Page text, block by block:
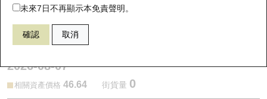
未來7日不再顯示本免責聲明。
確認 取消
26837 瑞銀認購 9868 小鵬汽車
2026-08-07
相關資產價格 46.64 街貨量 0
即將到期認股證
認股證到期結算價查詢
認股證分析儀
牛熊證街貨分佈圖
正股牛熊證列表
新發行瑞銀牛熊證
十天股證佔大市成交
資金流
街貨統計
恒指成份股
國指成份股
科指成份股
講座及教育短片
認股證投資者教育
牛熊證投資者教育